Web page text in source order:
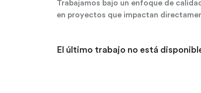
Trabajamos bajo un enfoque de
en proyectos que impactan
El último trabajo no está